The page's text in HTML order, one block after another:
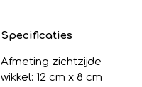
Specificaties
Afmeting zichtzijde
wikkel: 12 cm x 8 cm